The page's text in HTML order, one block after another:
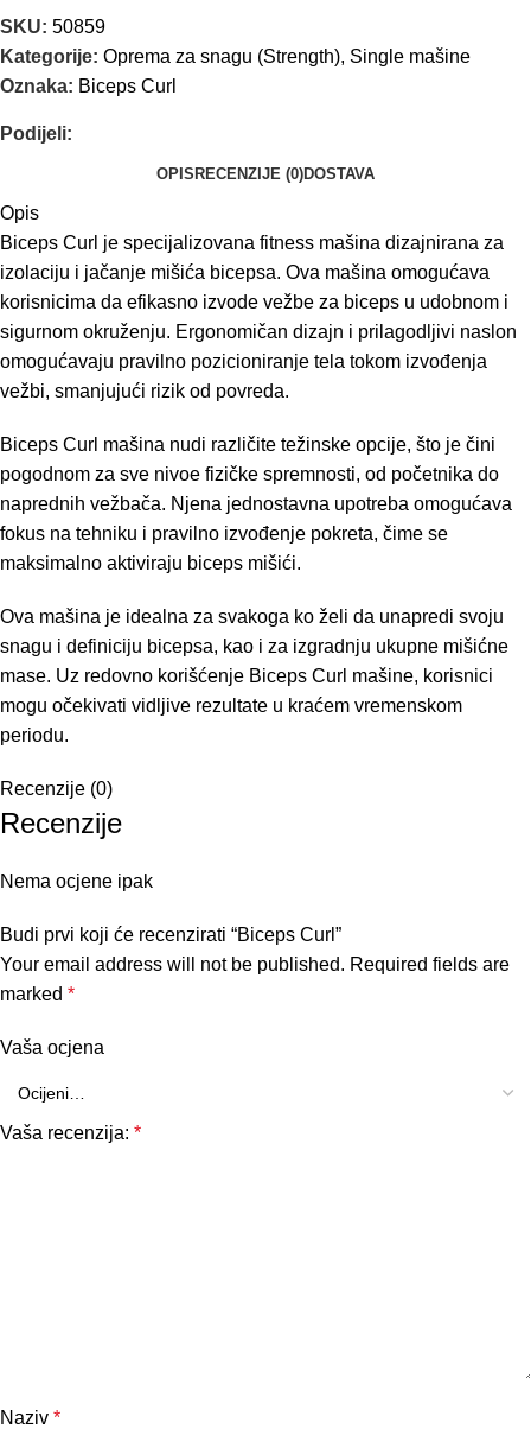
SKU: 50859
Kategorije: Oprema za snagu (Strength), Single mašine
Oznaka: Biceps Curl
Podijeli:
OPIS RECENZIJE (0)DOSTAVA
Opis
Biceps Curl je specijalizovana fitness mašina dizajnirana za
izolaciju i jačanje mišića bicepsa. Ova mašina omogućava
korisnicima da efikasno izvode vežbe za biceps u udobnom i
sigurnom okruženju. Ergonomičan dizajn i prilagodljivi naslon
omogućavaju pravilno pozicioniranje tela tokom izvođenja
vežbi, smanjujući rizik od povreda.
Biceps Curl mašina nudi različite težinske opcije, što je čini
pogodnom za sve nivoe fizičke spremnosti, od početnika do
naprednih vežbača. Njena jednostavna upotreba omogućava
fokus na tehniku i pravilno izvođenje pokreta, čime se
maksimalno aktiviraju biceps mišići.
Ova mašina je idealna za svakoga ko želi da unapredi svoju
snagu i definiciju bicepsa, kao i za izgradnju ukupne mišićne
mase. Uz redovno korišćenje Biceps Curl mašine, korisnici
mogu očekivati vidljive rezultate u kraćem vremenskom
periodu.
Recenzije (0)
Recenzije
Nema ocjene ipak
Budi prvi koji će recenzirati “Biceps Curl”
Your email address will not be published. Required fields are
marked *
Vaša ocjena
Vaša recenzija: *
Naziv *